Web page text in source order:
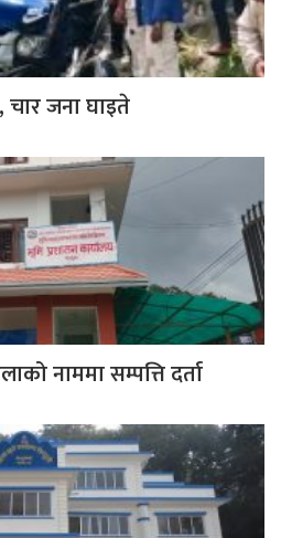
चार जना घाइते
नाममा सम्पत्ति दर्ता